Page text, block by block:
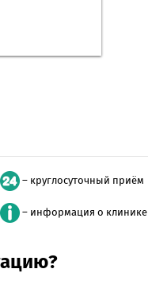
– круглосуточный приём
– информация о клинике